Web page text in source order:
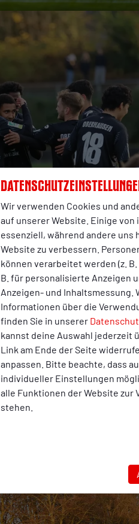
Wir verwenden Cookies und
auf unserer Website. Einige von
essenziell, während andere uns
Website zu verbessern.
können verarbeitet werden (z. B.
B. für personalisierte Anzeigen
Anzeigen- und Inhaltsmessung.
Informationen über die
finden Sie in unserer
kannst deine Auswahl jederzeit
Link am Ende der Seite
anpassen. Bitte beachte, dass
individueller Einstellungen
alle Funktionen der Website zur
stehen.